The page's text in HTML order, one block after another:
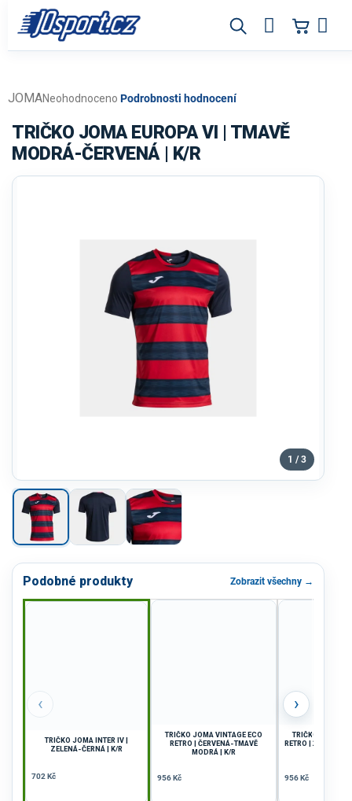
obsah
Průměrné
produktu
je
0,0
Neohodnoceno Podrobnosti hodnocení
JOMA
TRIČKO JOMA EUROPA VI | TMAVĚ
MODRÁ-ČERVENÁ | K/R
1 / 3
Podobné produkty Zobrazit všechny →
‹
TRIČKO JOMA INTER IV |
ZELENÁ-ČERNÁ | K/R
702 Kč
TRIČKO JOMA VINTAGE ECO
RETRO | ČERVENÁ-TMAVĚ
MODRÁ | K/R
956 Kč
TRIČKO JOMA
RETRO | ŽLUTÁ-
956 Kč
›